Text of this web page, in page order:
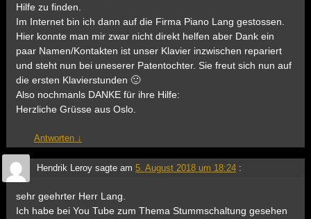
Hilfe zu finden.
Im Internet bin ich dann auf die Firma Piano Lang gestossen.
Hier konnte man mir zwar nicht direkt helfen aber Dank ein
paar Namen/Kontakten ist unser Klavier inzwischen repariert
und steht nun bei uneserer Patentochter. Sie freut sich nun auf
die ersten Klavierstunden 🙂
Also nochmanls DANKE für ihre Hilfe:
Herzliche Grüsse aus Oslo.
Antworten ↓
Hendrik Leroysagte am 5. August 2018 um 18:24 :
sehr geehrter Herr Lang.
Ich habe bei You Tube zum Thema Stummschaltung gesehen